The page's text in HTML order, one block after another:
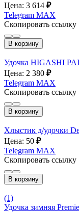
Цена: 3 614 ₽
Telegram MAX
Скопировать ссылку
В корзину
Удочка HIGASHI
Цена: 2 380 ₽
Telegram MAX
Скопировать ссылку
В корзину
Хлыстик д/удочки
Цена: 50 ₽
Telegram MAX
Скопировать ссылку
В корзину
(1)
Удочка зимняя